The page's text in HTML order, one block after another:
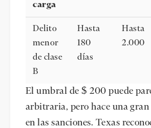
carga
Delito
menor
de clase
B
Hasta
180
días
Hasta
2.000
El umbral de $ 200 puede
arbitraria, pero hace una
en las sanciones. Texas